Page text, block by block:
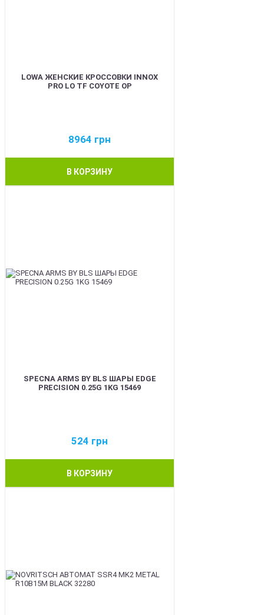
LOWA ЖЕНСКИЕ КРОССОВКИ INNOX
PRO LO TF COYOTE OP
8964 грн
В КОРЗИНУ
SPECNA ARMS BY BLS ШАРЫ EDGE
PRECISION 0.25G 1KG 15469
524 грн
В КОРЗИНУ